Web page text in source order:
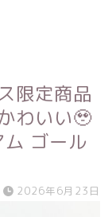
限定商品
わいい🥹
ゴール
2026年6月23日